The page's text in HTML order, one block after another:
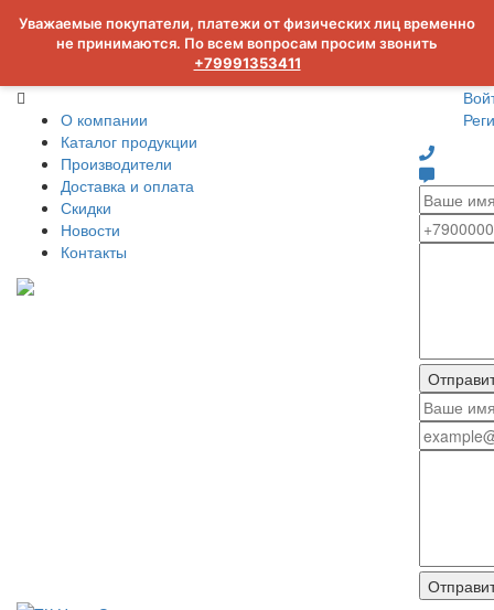
Уважаемые покупатели, платежи от физических лиц временно
не принимаются. По всем вопросам просим звонить
+79991353411
О компании
Каталог продукции
Производители
Доставка и оплата
Скидки
Новости
Контакты